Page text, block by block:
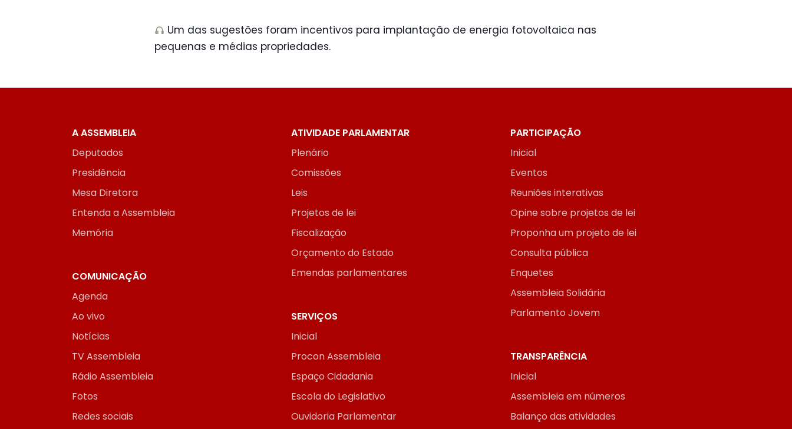
Um das sugestões foram incentivos para implantação de energia fotovoltaica nas
pequenas e médias propriedades.
A ASSEMBLEIA
Deputados
Presidência
Mesa Diretora
Entenda a Assembleia
Memória
ATIVIDADE PARLAMENTAR
Plenário
Comissões
Leis
Projetos de lei
Fiscalização
Orçamento do Estado
Emendas parlamentares
PARTICIPAÇÃO
Inicial
Eventos
Reuniões interativas
Opine sobre projetos de lei
Proponha um projeto de lei
Consulta pública
Enquetes
Assembleia Solidária
Parlamento Jovem
COMUNICAÇÃO
Agenda
Ao vivo
Notícias
TV Assembleia
Rádio Assembleia
Fotos
Redes sociais
SERVIÇOS
Inicial
Procon Assembleia
Espaço Cidadania
Escola do Legislativo
Ouvidoria Parlamentar
TRANSPARÊNCIA
Inicial
Assembleia em números
Balanço das atividades